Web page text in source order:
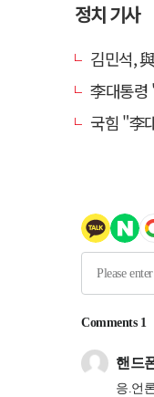
정치 기사
김민석, 與
李대통령 "
국힘 "李대